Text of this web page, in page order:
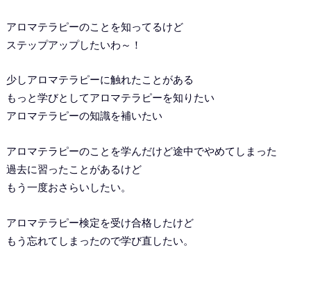
アロマテラピーのことを知ってるけど
ステップアップしたいわ～！
少しアロマテラピーに触れたことがある
もっと学びとしてアロマテラピーを知りたい
アロマテラピーの知識を補いたい
アロマテラピーのことを学んだけど途中でやめてしまった
過去に習ったことがあるけど
もう一度おさらいしたい。
アロマテラピー検定を受け合格したけど
もう忘れてしまったので学び直したい。